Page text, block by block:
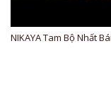
NIKAYA Tam Bộ Nhất